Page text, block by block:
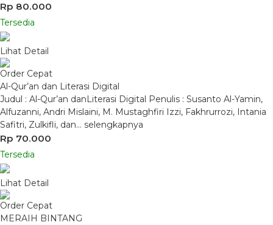
Rp 80.000
Tersedia
Lihat Detail
Order Cepat
Al-Qur’an dan Literasi Digital
Judul : Al-Qur’an danLiterasi Digital Penulis : Susanto Al-Yamin,
Alfuzanni, Andri Mislaini, M. Mustaghfiri Izzi, Fakhrurrozi, Intania
Safitri, Zulkifli, dan… selengkapnya
Rp 70.000
Tersedia
Lihat Detail
Order Cepat
MERAIH BINTANG